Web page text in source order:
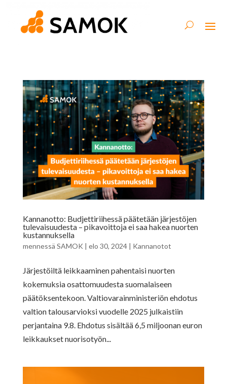
Kannanotto: Budjettiriihessä päätetään järjestöjen
tulevaisuudesta – pikavoittoja ei saa hakea nuorten
kustannuksella
mennessä SAMOK | elo 30, 2024| Kannanotot
Järjestöiltä leikkaaminen pahentaisi nuorten
kokemuksia osattomuudesta suomalaiseen
päätöksentekoon. Valtiovarainministeriön ehdotus
valtion talousarvioksi vuodelle 2025 julkaistiin
perjantaina 9.8. Ehdotus sisältää 6,5 miljoonan euron
leikkaukset nuorisotyön...